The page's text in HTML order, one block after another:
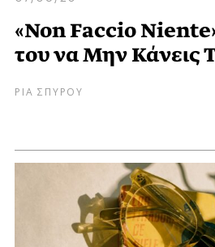
«Non Faccio
του να Μην Κάνεις
ΡΙΑ ΣΠΥΡΟΥ